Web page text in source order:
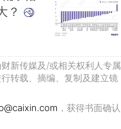
？
新传媒及/或相关权利人专属
转载、摘编、复制及建立镜
，获得书面确认